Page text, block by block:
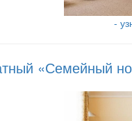
-
«Семейный